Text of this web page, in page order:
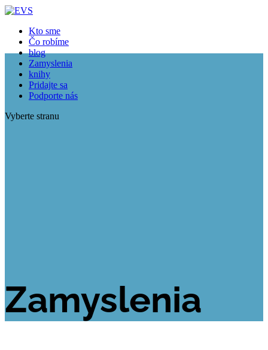
Kto sme
Čo robíme
blog
Zamyslenia
knihy
Pridajte sa
Podporte nás
Vyberte stranu
Zamyslenia